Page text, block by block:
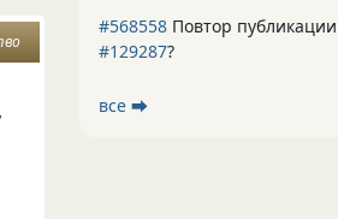
#568558 Повтор публикации
#129287?
все ⮕